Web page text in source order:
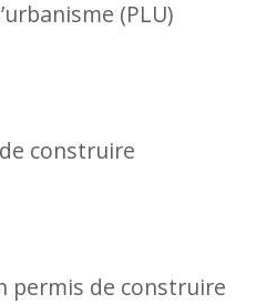
(PLU)
construire
permis de construire